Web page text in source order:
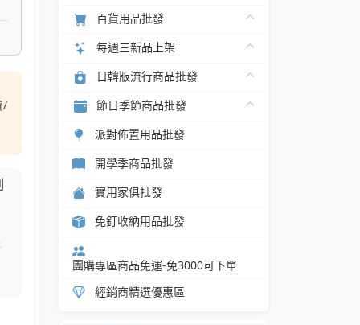
/
百貨用品批發
每週三新品上架
日韓版流行商品批發
節日季節商品批發
派對佈置用品批發
開學季商品批發
實用家俱批發
免釘收納用品批發
團購專區商品免運-免3000可下單
經銷商精選優惠區